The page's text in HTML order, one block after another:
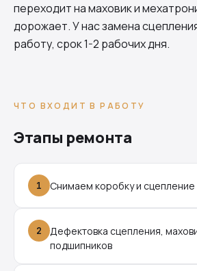
переходит на маховик и
дорожает. У нас замена
работу, срок 1-2 рабочих дня.
ЧТО ВХОДИТ В РАБОТУ
Этапы ремонта
1 Снимаем коробку и сцепление
2
Дефектовка сцепления,
подшипников